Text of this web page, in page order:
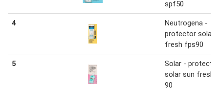
spf50
4
Neutrogena -
protector solar
fresh fps90
5
Solar - protector
solar sun fresh
90